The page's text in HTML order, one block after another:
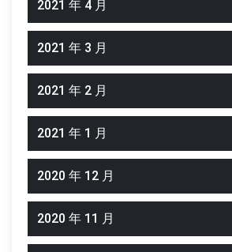
2021 年 4 月
2021 年 3 月
2021 年 2 月
2021 年 1 月
2020 年 12 月
2020 年 11 月